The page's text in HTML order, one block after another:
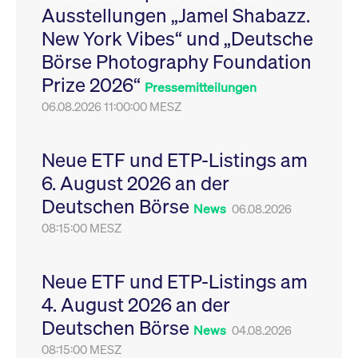
Ausstellungen „Jamel Shabazz.
New York Vibes“ und „Deutsche
Börse Photography Foundation
Prize 2026“ Pressemitteilungen
06.08.2026 11:00:00 MESZ
Neue ETF und ETP-Listings am
6. August 2026 an der
Deutschen Börse News 06.08.2026
08:15:00 MESZ
Neue ETF und ETP-Listings am
4. August 2026 an der
Deutschen Börse News 04.08.2026
08:15:00 MESZ
Leistung der Website
zu messen. Es handelt
sich um ein Muster-
Cookie, bei dem auf
das Präfix _pk_ses
eine kurze Reihe von
VISITOR_PRIVACY_METADATA
YouTube
.youtube.com
6
Monate
Dieses Cookie dient
Speicherung der
Einwilligungs- und
des Nutzers für ihre
Interaktion mit der
Sitzungen geehrt